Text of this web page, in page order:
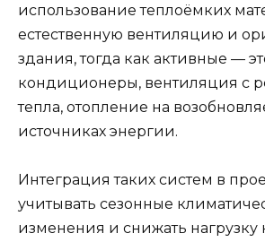
использование теплоёмких
естественную вентиляцию и
здания, тогда как активные —
кондиционеры, вентиляция с
тепла, отопление на
источниках энергии.
Интеграция таких систем в
учитывать сезонные
изменения и снижать нагрузку